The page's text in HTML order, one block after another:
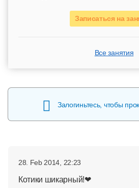
Записаться на
Все занятия
Залогиньтесь, чтобы
28. Feb 2014, 22:23
Котики шикарный!❤